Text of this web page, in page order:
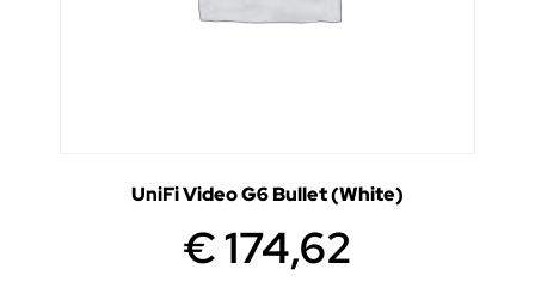
UniFi Video G6 Bullet (White)
€174,62